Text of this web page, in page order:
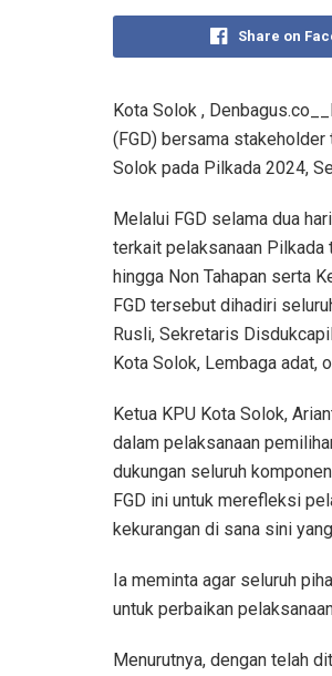
Share on
Kota Solok ,
(FGD) bersama
Solok pada Pilkada 2024,
Melalui FGD selama dua
terkait pelaksanaan Pilkada
hingga Non Tahapan serta
FGD tersebut dihadiri
Rusli, Sekretaris
Kota Solok, Lembaga adat,
Ketua KPU Kota Solok,
dalam pelaksanaan
dukungan seluruh
FGD ini untuk merefleksi
kekurangan di sana sini
Ia meminta agar seluruh
untuk perbaikan
Menurutnya, dengan telah